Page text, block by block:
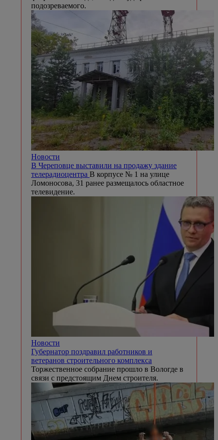
подозреваемого.
Новости
В Череповце выставили на продажу здание
телерадиоцентра В корпусе № 1 на улице
Ломоносова, 31 ранее размещалось областное
телевидение.
Новости
Губернатор поздравил работников и
ветеранов строительного комплекса
Торжественное собрание прошло в Вологде в
связи с предстоящим Днем строителя.